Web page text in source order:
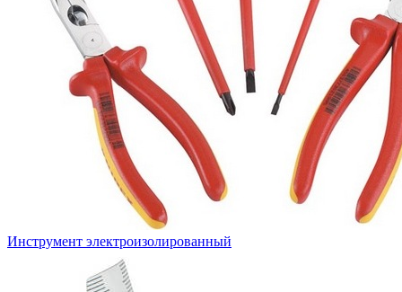
Инструмент электроизолированный